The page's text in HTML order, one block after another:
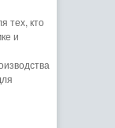
тех, кто
и